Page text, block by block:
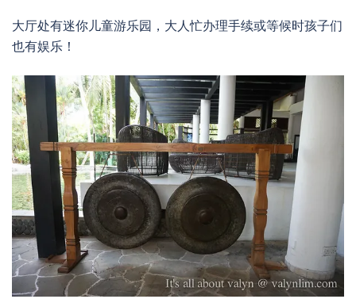
大厅处有迷你儿童游乐园，大人忙办理手续或等候时孩子们
也有娱乐！